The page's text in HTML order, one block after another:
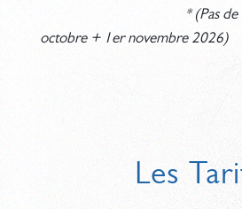
* (Pas de visite
octobre + 1er novembre 2026)
Les